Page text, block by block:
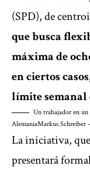
(SPD), de
que busca
máxima de
en ciertos
límite semanal
Un trabajador en
AlemaniaMarkus Schreiber
La iniciativa,
presentará